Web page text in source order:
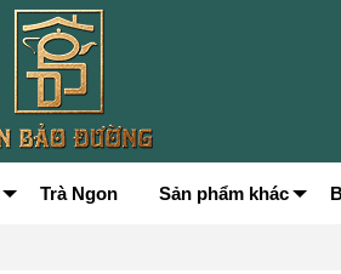
Trà Ngon Sản phẩm khác